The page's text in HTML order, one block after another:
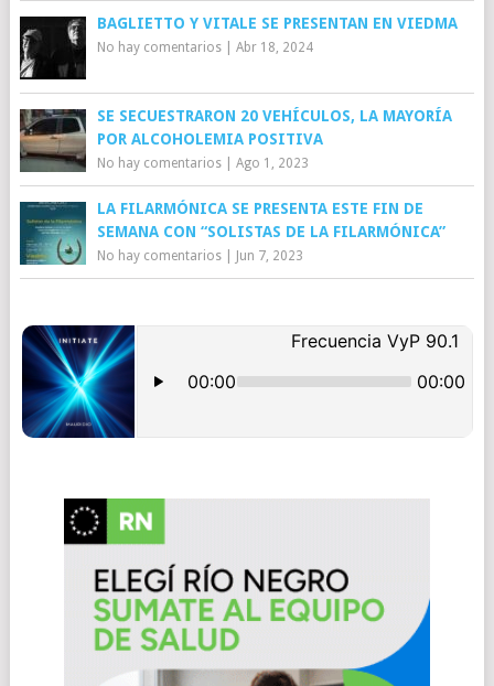
BAGLIETTO Y VITALE SE PRESENTAN EN VIEDMA
No hay comentarios| Abr 18, 2024
SE SECUESTRARON 20 VEHÍCULOS, LA MAYORÍA
POR ALCOHOLEMIA POSITIVA
No hay comentarios| Ago 1, 2023
LA FILARMÓNICA SE PRESENTA ESTE FIN DE
SEMANA CON “SOLISTAS DE LA FILARMÓNICA”
No hay comentarios| Jun 7, 2023